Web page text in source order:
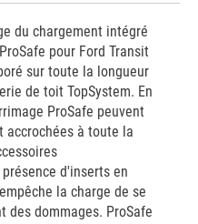
du chargement intégré
pour Ford Transit
sur toute la longueur
de toit TopSystem. En
ProSafe peuvent
à toute la
d'inserts en
la charge de se
des dommages. ProSafe